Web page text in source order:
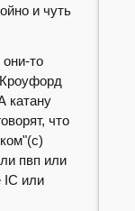
и чуть
они-то
катану
что
пвп или
IC или